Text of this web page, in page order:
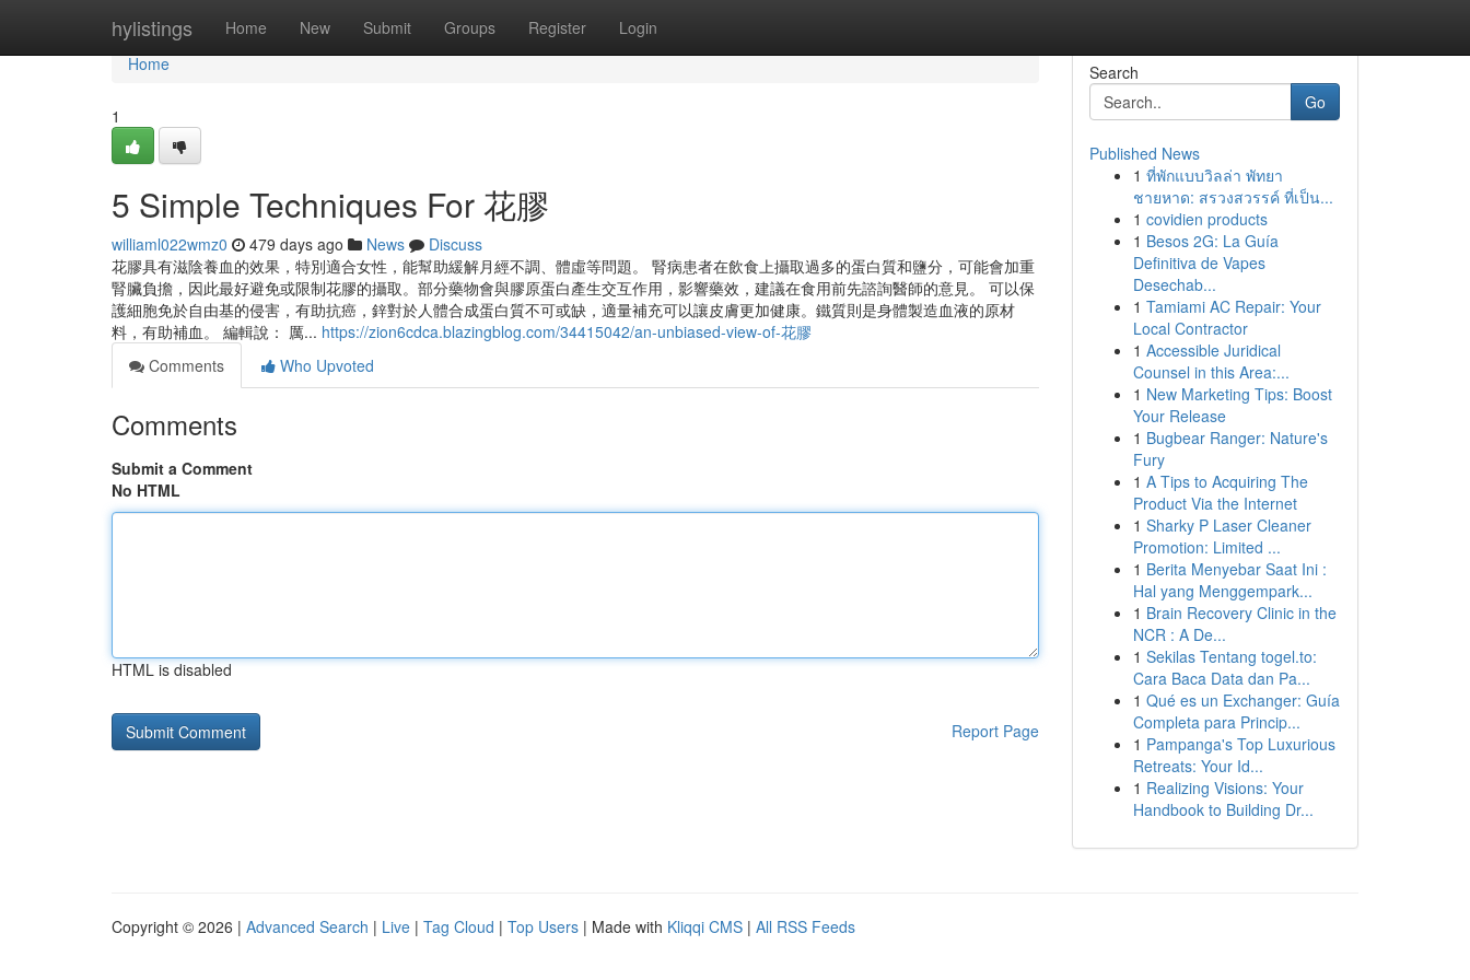
hylistings Home New Submit Groups Register Login
Home
Home
1
5 Simple Techniques For 花膠
williaml022wmz0 479 days ago News
Discuss
花膠具有滋陰養血的效果，特別適合女性，能幫助緩解月經不調、體虛等問題。 腎病患者在飲食上攝取過多的蛋白質和鹽分，可能會加重
腎臟負擔，因此最好避免或限制花膠的攝取。部分藥物會與膠原蛋白產生交互作用，影響藥效，建議在食用前先諮詢醫師的意見。 可以保
護細胞免於自由基的侵害，有助抗癌，鋅對於人體合成蛋白質不可或缺，適量補充可以讓皮膚更加健康。鐵質則是身體製造血液的原材
料，有助補血。 編輯說： 厲... https://zion6cdca.blazingblog.com/34415042/an-unbiased-view-of-花膠
Comments
Who Upvoted
Comments
Submit a Comment
No HTML
HTML is disabled
Report Page
Search
Go
Published News
1 ที่พักแบบวิลล่า พัทยา
ชายหาด: สรวงสวรรค์ ที่เป็น...
1 covidien products
1 Besos 2G: La Guía
Definitiva de Vapes
Desechab...
1 Tamiami AC Repair: Your
Local Contractor
1 Accessible Juridical
Counsel in this Area:...
1 New Marketing Tips: Boost
Your Release
1 Bugbear Ranger: Nature's
Fury
1 A Tips to Acquiring The
Product Via the Internet
1 Sharky P Laser Cleaner
Promotion: Limited ...
1 Berita Menyebar Saat Ini :
Hal yang Menggempark...
1 Brain Recovery Clinic in the
NCR : A De...
1 Sekilas Tentang togel.to:
Cara Baca Data dan Pa...
1 Qué es un Exchanger: Guía
Completa para Princip...
1 Pampanga's Top Luxurious
Retreats: Your Id...
1 Realizing Visions: Your
Handbook to Building Dr...
Copyright © 2026 | Advanced Search | Live | Tag Cloud | Top Users | Made with Kliqqi CMS | All RSS Feeds